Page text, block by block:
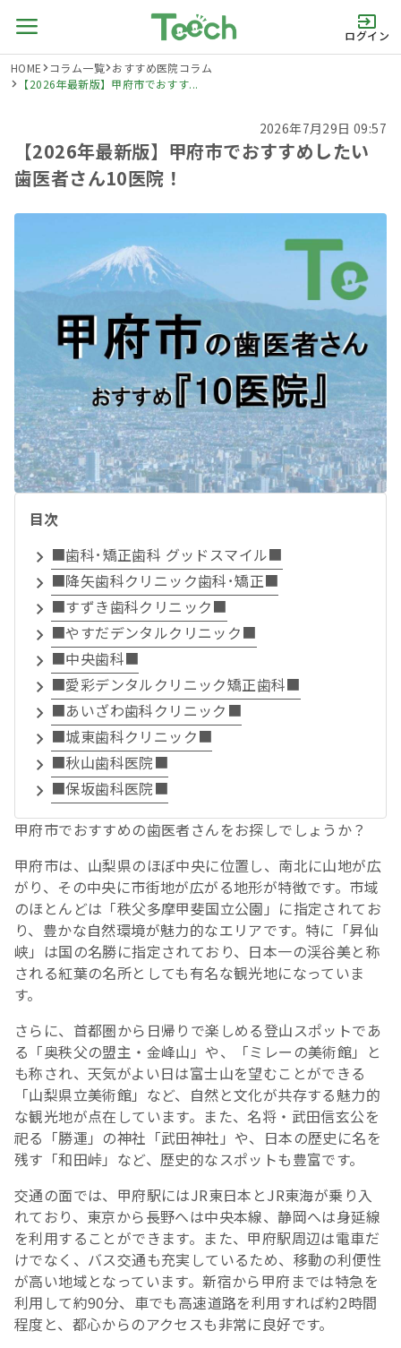
ログイン
HOME コラム一覧 おすすめ医院コラム
【2026年最新版】甲府市でおすす...
2026年7月29日 09:57
【2026年最新版】甲府市でおすすめしたい
歯医者さん10医院！
目次
■歯科･矯正歯科 グッドスマイル■
■降矢歯科クリニック歯科･矯正■
■すずき歯科クリニック■
■やすだデンタルクリニック■
■中央歯科■
■愛彩デンタルクリニック矯正歯科■
■あいざわ歯科クリニック■
■城東歯科クリニック■
■秋山歯科医院■
■保坂歯科医院■
甲府市でおすすめの歯医者さんをお探しでしょうか？
甲府市は、山梨県のほぼ中央に位置し、南北に山地が広
がり、その中央に市街地が広がる地形が特徴です。市域
のほとんどは「秩父多摩甲斐国立公園」に指定されてお
り、豊かな自然環境が魅力的なエリアです。特に「昇仙
峡」は国の名勝に指定されており、日本一の渓谷美と称
される紅葉の名所としても有名な観光地になっていま
す。
さらに、首都圏から日帰りで楽しめる登山スポットであ
る「奥秩父の盟主・金峰山」や、「ミレーの美術館」と
も称され、天気がよい日は富士山を望むことができる
「山梨県立美術館」など、自然と文化が共存する魅力的
な観光地が点在しています。また、名将・武田信玄公を
祀る「勝運」の神社「武田神社」や、日本の歴史に名を
残す「和田峠」など、歴史的なスポットも豊富です。
交通の面では、甲府駅にはJR東日本とJR東海が乗り入
れており、東京から長野へは中央本線、静岡へは身延線
を利用することができます。また、甲府駅周辺は電車だ
けでなく、バス交通も充実しているため、移動の利便性
が高い地域となっています。新宿から甲府までは特急を
利用して約90分、車でも高速道路を利用すれば約2時間
程度と、都心からのアクセスも非常に良好です。